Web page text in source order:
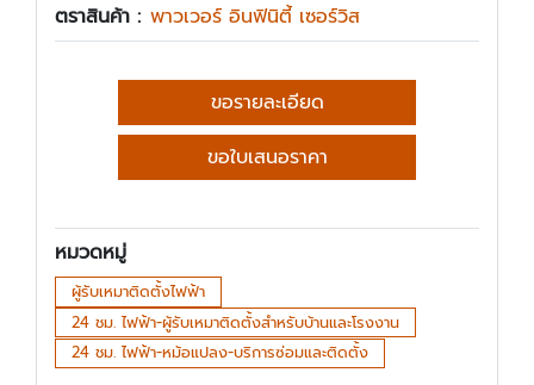
ตราสินค้า : พาวเวอร์ อินฟินิตี้ เซอร์วิส
ขอรายละเอียด
ขอใบเสนอราคา
หมวดหมู่
ผู้รับเหมาติดตั้งไฟฟ้า
24 ชม. ไฟฟ้า-ผู้รับเหมาติดตั้งสำหรับบ้านและโรงงาน
24 ชม. ไฟฟ้า-หม้อแปลง-บริการซ่อมและติดตั้ง